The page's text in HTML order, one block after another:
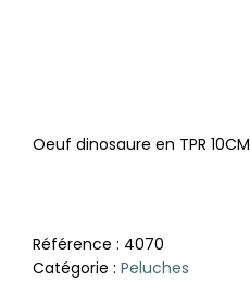
Oeuf dinosaure en TPR 10CM
Référence : 4070
Catégorie : Peluches